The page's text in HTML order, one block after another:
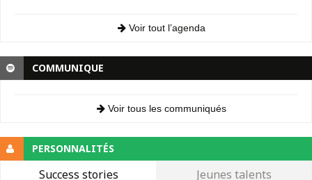
Voir tout l’agenda
COMMUNIQUE
Voir tous les communiqués
PERSONNALITÉS
Success stories Jeunes talents